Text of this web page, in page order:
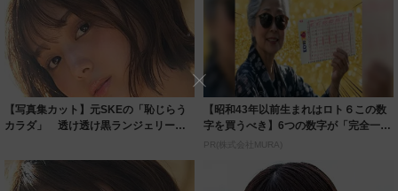
【写真集カット】元SKEの「恥じらう
カラダ」 透け透け黒ランジェリーで
【昭和43年以前生まれはロト６この数
字を買うべき】6つの数字が「完全一
致」する方...
PR(株式会社MURA)